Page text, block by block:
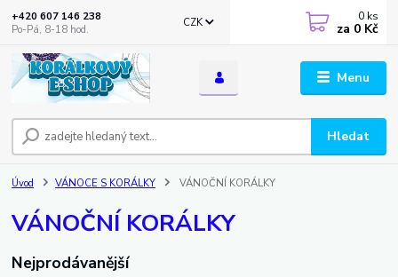
Menu
CZK
Hledat
+420 607 146 238
Po-Pá, 8-18 hod.
0 ks
za 0 Kč
Úvod VÁNOCE S KORÁLKY VÁNOČNÍ KORÁLKY
VÁNOČNÍ KORÁLKY
Nejprodávanější